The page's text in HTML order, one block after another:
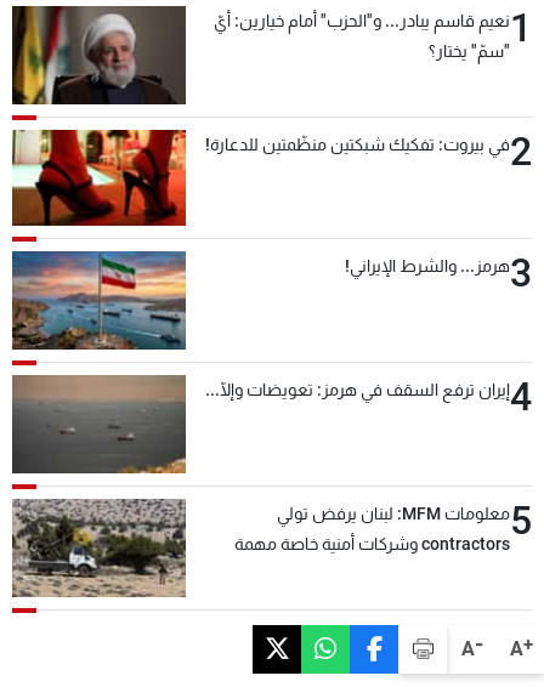
A+
A-
1نعيم قاسم يبادر... و"الحزب" أمام خيارين: أيّ
"سمّ" يختار؟
2في بيروت: تفكيك شبكتين منظّمتين للدعارة!
3هرمز... والشرط الإيراني!
4إيران ترفع السقف في هرمز: تعويضات وإلّا...
5
معلومات MFM: لبنان يرفض تولي
contractors وشركات أمنية خاصة مهمة